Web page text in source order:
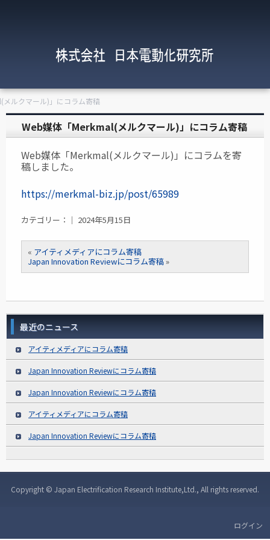
メルクマール)」にコラム寄稿
Web媒体「Merkmal(メルクマール)」にコラム寄稿
Web媒体「Merkmal(メルクマール)」にコラムを寄
稿しました。
https://merkmal-biz.jp/post/65989
カテゴリー：｜ 2024年5月15日
« アイティメディアにコラム寄稿
Japan Innovation Reviewにコラム寄稿»
最近のニュース
アイティメディアにコラム寄稿
Japan Innovation Reviewにコラム寄稿
Japan Innovation Reviewにコラム寄稿
アイティメディアにコラム寄稿
Japan Innovation Reviewにコラム寄稿
Copyright © Japan Electrification Research Institute,Ltd., All rights reserved.
ログイン